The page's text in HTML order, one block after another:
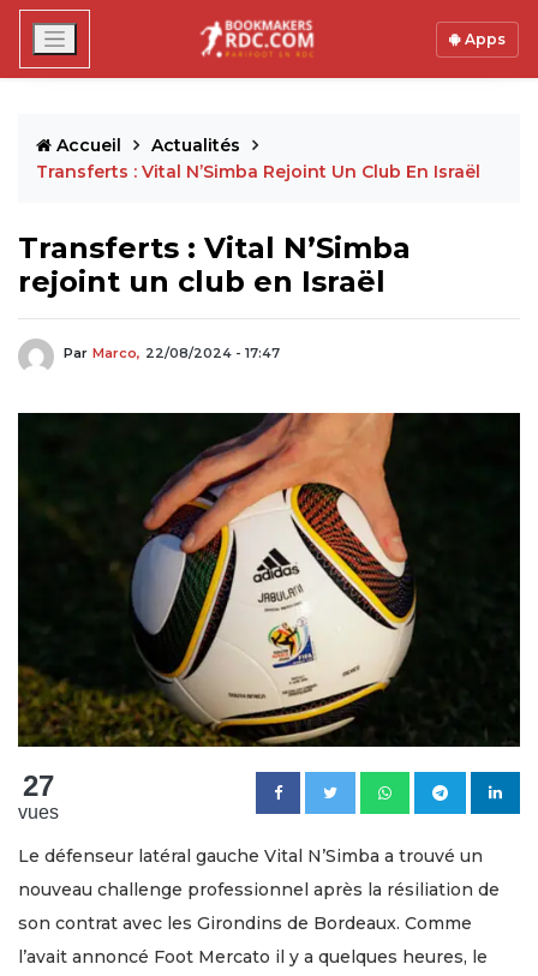
Apps
Accueil
Actualités
Transferts : Vital N’Simba Rejoint Un Club En Israël
Transferts : Vital N’Simba
rejoint un club en Israël
Par Marco, 22/08/2024 - 17:47
27
vues
Le défenseur latéral gauche Vital N’Simba a trouvé un
nouveau challenge professionnel après la résiliation de
son contrat avec les Girondins de Bordeaux. Comme
l’avait annoncé Foot Mercato il y a quelques heures, le